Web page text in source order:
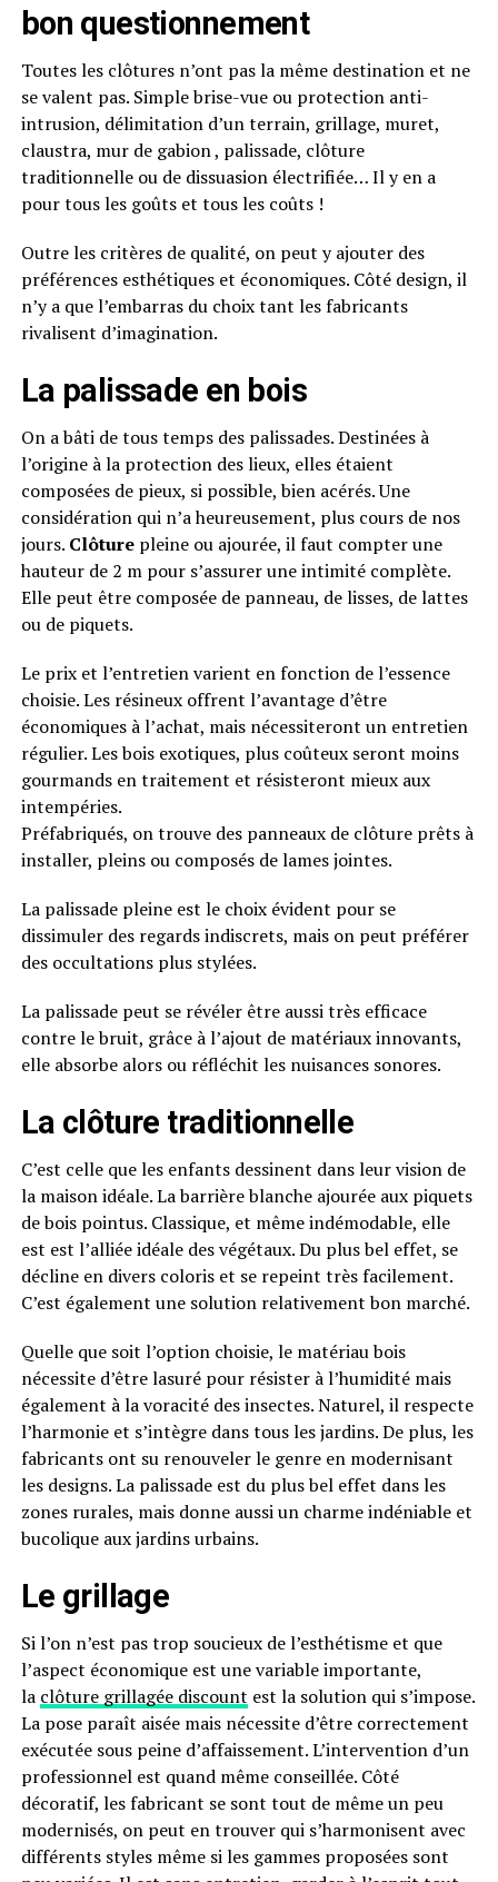
bon questionnement
Toutes les clôtures n’ont pas la même destination et ne
se valent pas. Simple brise-vue ou protection anti-
intrusion, délimitation d’un terrain, grillage, muret,
claustra, mur de gabion , palissade, clôture
traditionnelle ou de dissuasion électrifiée… Il y en a
pour tous les goûts et tous les coûts !
Outre les critères de qualité, on peut y ajouter des
préférences esthétiques et économiques. Côté design, il
n’y a que l’embarras du choix tant les fabricants
rivalisent d’imagination.
La palissade en bois
On a bâti de tous temps des palissades. Destinées à
l’origine à la protection des lieux, elles étaient
composées de pieux, si possible, bien acérés. Une
considération qui n’a heureusement, plus cours de nos
jours. Clôture pleine ou ajourée, il faut compter une
hauteur de 2 m pour s’assurer une intimité complète.
Elle peut être composée de panneau, de lisses, de lattes
ou de piquets.
Le prix et l’entretien varient en fonction de l’essence
choisie. Les résineux offrent l’avantage d’être
économiques à l’achat, mais nécessiteront un entretien
régulier. Les bois exotiques, plus coûteux seront moins
gourmands en traitement et résisteront mieux aux
intempéries.
Préfabriqués, on trouve des panneaux de clôture prêts à
installer, pleins ou composés de lames jointes.
La palissade pleine est le choix évident pour se
dissimuler des regards indiscrets, mais on peut préférer
des occultations plus stylées.
La palissade peut se révéler être aussi très efficace
contre le bruit, grâce à l’ajout de matériaux innovants,
elle absorbe alors ou réfléchit les nuisances sonores.
La clôture traditionnelle
C’est celle que les enfants dessinent dans leur vision de
la maison idéale. La barrière blanche ajourée aux piquets
de bois pointus. Classique, et même indémodable, elle
est est l’alliée idéale des végétaux. Du plus bel effet, se
décline en divers coloris et se repeint très facilement.
C’est également une solution relativement bon marché.
Quelle que soit l’option choisie, le matériau bois
nécessite d’être lasuré pour résister à l’humidité mais
également à la voracité des insectes. Naturel, il respecte
l’harmonie et s’intègre dans tous les jardins. De plus, les
fabricants ont su renouveler le genre en modernisant
les designs. La palissade est du plus bel effet dans les
zones rurales, mais donne aussi un charme indéniable et
bucolique aux jardins urbains.
Le grillage
Si l’on n’est pas trop soucieux de l’esthétisme et que
l’aspect économique est une variable importante,
la clôture grillagée discount est la solution qui s’impose.
La pose paraît aisée mais nécessite d’être correctement
exécutée sous peine d’affaissement. L’intervention d’un
professionnel est quand même conseillée. Côté
décoratif, les fabricant se sont tout de même un peu
modernisés, on peut en trouver qui s’harmonisent avec
différents styles même si les gammes proposées sont